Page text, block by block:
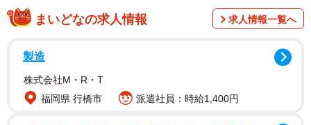
まいどなの求人情報 求人情報一覧へ
製造
株式会社M・R・T
福岡県 行橋市
派遣社員：時給1,400円